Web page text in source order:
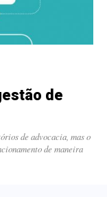
de
de advocacia, mas o
de maneira